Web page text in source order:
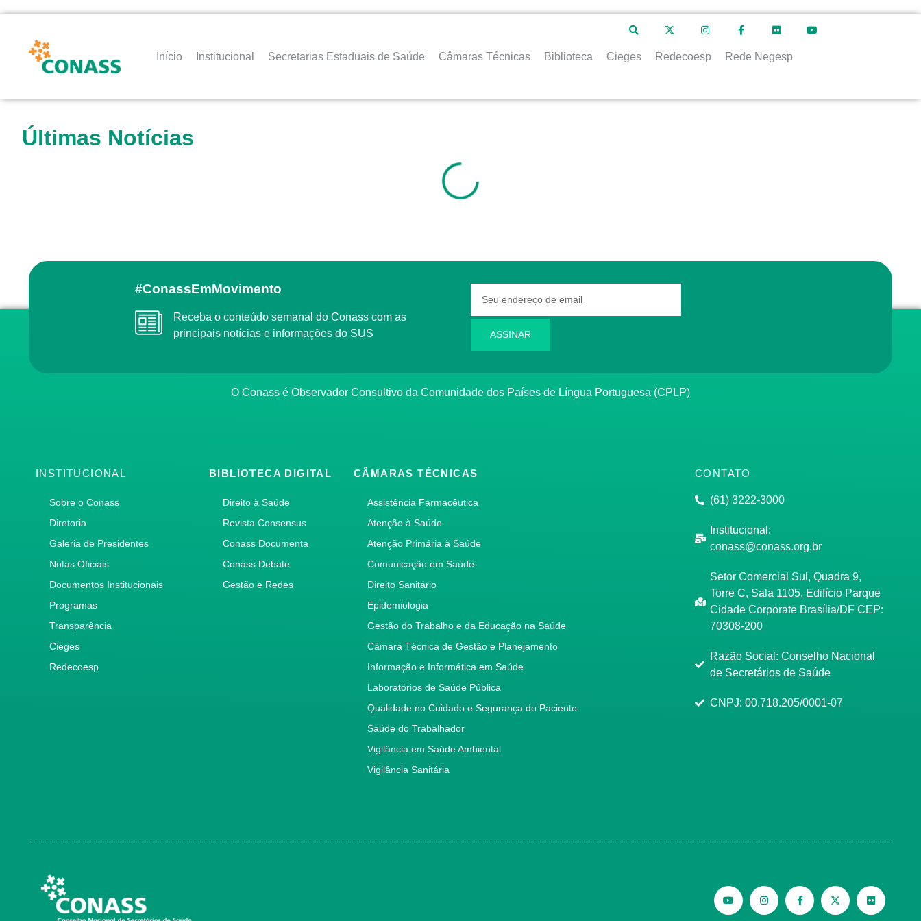
Início Institucional Secretarias Estaduais de Saúde Câmaras Técnicas Biblioteca Cieges Redecoesp Rede Negesp
Últimas Notícias
#ConassEmMovimento
Receba o conteúdo semanal do Conass com as
principais notícias e informações do SUS
ASSINAR
O Conass é Observador Consultivo da Comunidade dos Países de Língua Portuguesa (CPLP)
INSTITUCIONAL
Sobre o Conass
Diretoria
Galeria de Presidentes
Notas Oficiais
Documentos Institucionais
Programas
Transparência
Cieges
Redecoesp
BIBLIOTECA DIGITAL
Direito à Saúde
Revista Consensus
Conass Documenta
Conass Debate
Gestão e Redes
CÂMARAS TÉCNICAS
Assistência Farmacêutica
Atenção à Saúde
Atenção Primária à Saúde
Comunicação em Saúde
Direito Sanitário
Epidemiologia
Gestão do Trabalho e da Educação na Saúde
Câmara Técnica de Gestão e Planejamento
Informação e Informática em Saúde
Laboratórios de Saúde Pública
Qualidade no Cuidado e Segurança do Paciente
Saúde do Trabalhador
Vigilância em Saúde Ambiental
Vigilância Sanitária
CONTATO
(61) 3222-3000
Institucional:
conass@conass.org.br
Setor Comercial Sul, Quadra 9,
Torre C, Sala 1105, Edifício Parque
Cidade Corporate Brasília/DF CEP:
70308-200
Razão Social: Conselho Nacional
de Secretários de Saúde
CNPJ: 00.718.205/0001-07